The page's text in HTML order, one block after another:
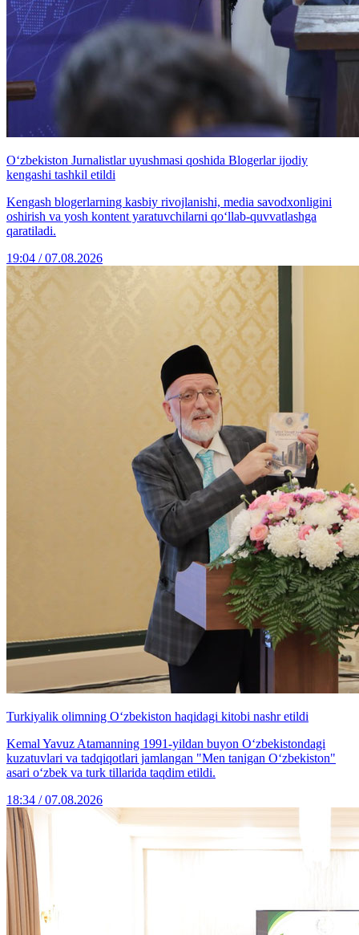
O‘zbekiston Jurnalistlar uyushmasi qoshida Blogerlar ijodiy
kengashi tashkil etildi
Kengash blogerlarning kasbiy rivojlanishi, media savodxonligini
oshirish va yosh kontent yaratuvchilarni qo‘llab-quvvatlashga
qaratiladi.
19:04 / 07.08.2026
Turkiyalik olimning O‘zbekiston haqidagi kitobi nashr etildi
Kemal Yavuz Atamanning 1991-yildan buyon O‘zbekistondagi
kuzatuvlari va tadqiqotlari jamlangan "Men tanigan O‘zbekiston"
asari o‘zbek va turk tillarida taqdim etildi.
18:34 / 07.08.2026